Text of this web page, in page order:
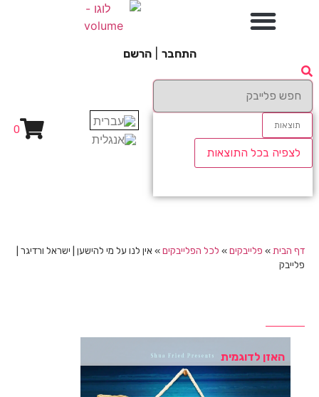
התחבר הרשם
תוצאות
לצפיה בכל התוצאות
0
דף הבית » פלייבקים» לכל הפלייבקים» אין לנו על מי להישען | ישראל ורדיגר |
פלייבק
האזן לדוגמית